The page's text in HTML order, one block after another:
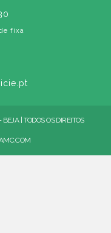
fixa
| TODOS OS DIREITOS